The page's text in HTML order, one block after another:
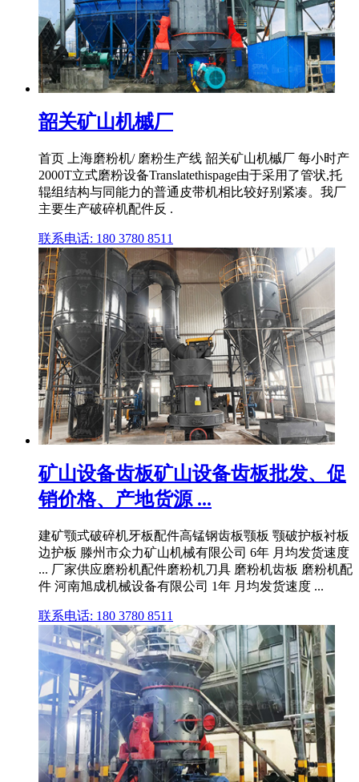
韶关矿山机槭厂
首页 上海磨粉机/ 磨粉生产线 韶关矿山机槭厂 每小时产
2000T立式磨粉设备Translatethispage由于采用了管状,托
辊组结构与同能力的普通皮带机相比较好别紧凑。我厂
主要生产破碎机配件反 .
联系电话: 180 3780 8511
矿山设备齿板矿山设备齿板批发、促
销价格、产地货源 ...
建矿颚式破碎机牙板配件高锰钢齿板颚板 颚破护板衬板
边护板 滕州市众力矿山机械有限公司 6年 月均发货速度
... 厂家供应磨粉机配件磨粉机刀具 磨粉机齿板 磨粉机配
件 河南旭成机械设备有限公司 1年 月均发货速度 ...
联系电话: 180 3780 8511